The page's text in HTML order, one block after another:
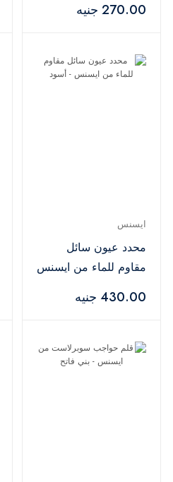
270.00 جنيه
ايسنس
محدد عيون سائل
مقاوم للماء من ايسنس
430.00 جنيه